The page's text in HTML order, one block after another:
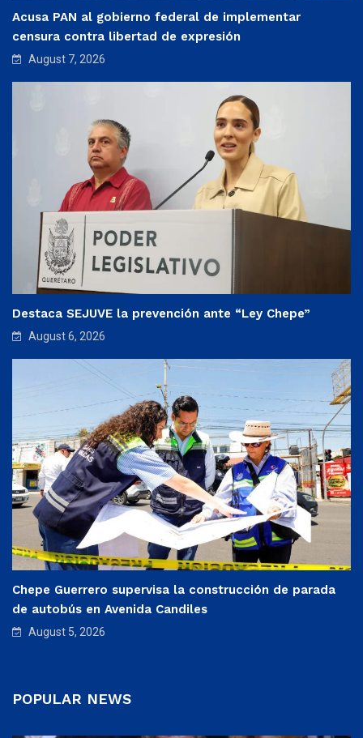
Acusa PAN al gobierno federal de implementar
censura contra libertad de expresión
August 7, 2026
Destaca SEJUVE la prevención ante “Ley Chepe”
August 6, 2026
Chepe Guerrero supervisa la construcción de parada
de autobús en Avenida Candiles
August 5, 2026
POPULAR NEWS